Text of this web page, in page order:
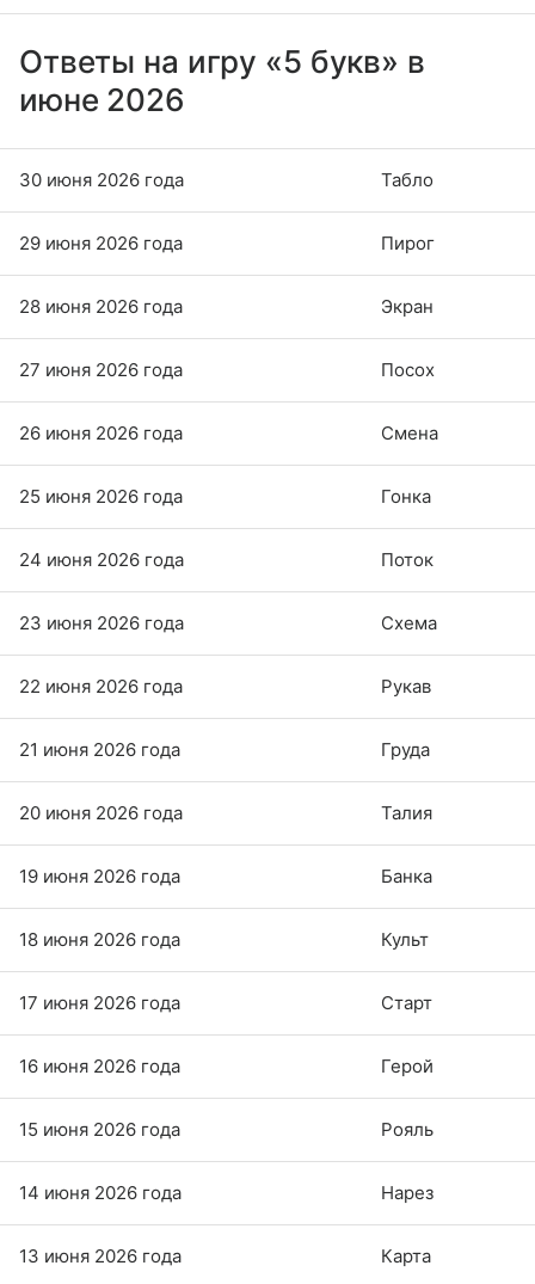
Ответы на игру «5 букв» в
июне 2026
30 июня 2026 года Табло
29 июня 2026 года Пирог
28 июня 2026 года Экран
27 июня 2026 года Посох
26 июня 2026 года Смена
25 июня 2026 года Гонка
24 июня 2026 года Поток
23 июня 2026 года Схема
22 июня 2026 года Рукав
21 июня 2026 года Груда
20 июня 2026 года Талия
19 июня 2026 года Банка
18 июня 2026 года Культ
17 июня 2026 года Старт
16 июня 2026 года Герой
15 июня 2026 года Рояль
14 июня 2026 года Нарез
13 июня 2026 года Карта